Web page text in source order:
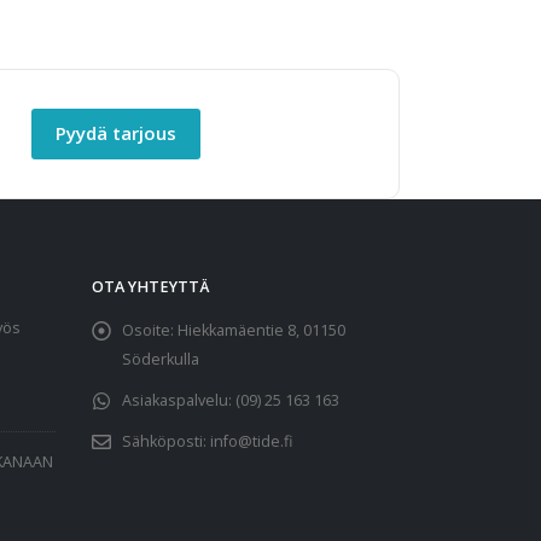
Pyydä tarjous
OTA YHTEYTTÄ
Osoite: Hiekkamäentie 8, 01150
Söderkulla
Asiakaspalvelu: (09) 25 163 163
Sähköposti: info@tide.fi